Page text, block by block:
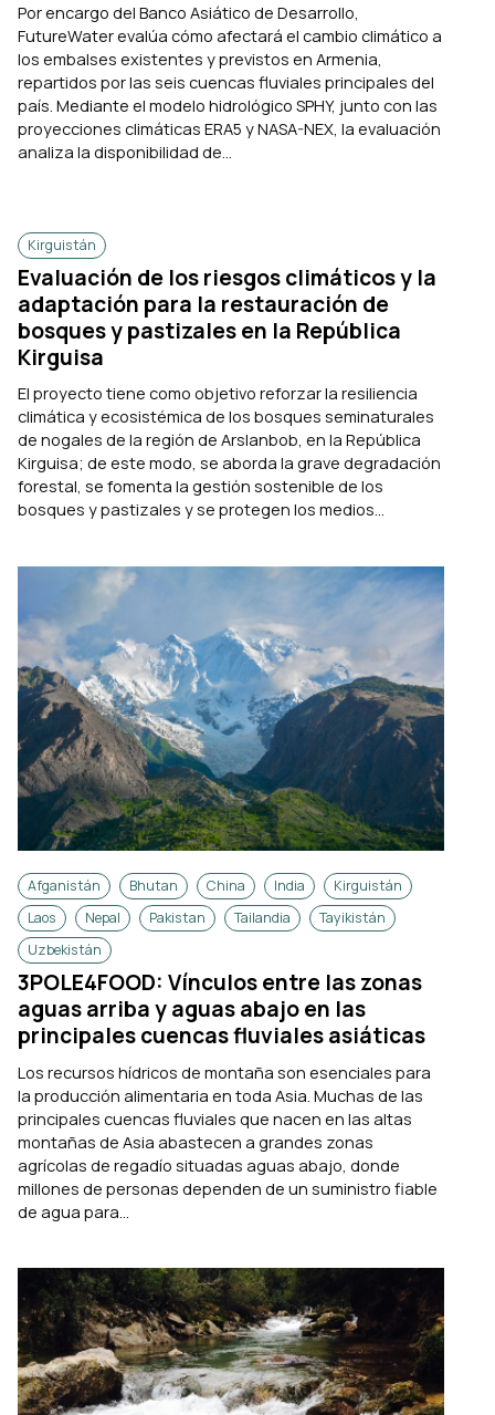
Por encargo del Banco Asiático de Desarrollo,
FutureWater evalúa cómo afectará el cambio climático a
los embalses existentes y previstos en Armenia,
repartidos por las seis cuencas fluviales principales del
país. Mediante el modelo hidrológico SPHY, junto con las
proyecciones climáticas ERA5 y NASA-NEX, la evaluación
analiza la disponibilidad de...
Kirguistán
Evaluación de los riesgos climáticos y la
adaptación para la restauración de
bosques y pastizales en la República
Kirguisa
El proyecto tiene como objetivo reforzar la resiliencia
climática y ecosistémica de los bosques seminaturales
de nogales de la región de Arslanbob, en la República
Kirguisa; de este modo, se aborda la grave degradación
forestal, se fomenta la gestión sostenible de los
bosques y pastizales y se protegen los medios...
Afganistán Bhutan China India
Kirguistán
Laos
Nepal Pakistan Tailandia
Tayikistán
Uzbekistán
3POLE4FOOD: Vínculos entre las zonas
aguas arriba y aguas abajo en las
principales cuencas fluviales asiáticas
Los recursos hídricos de montaña son esenciales para
la producción alimentaria en toda Asia. Muchas de las
principales cuencas fluviales que nacen en las altas
montañas de Asia abastecen a grandes zonas
agrícolas de regadío situadas aguas abajo, donde
millones de personas dependen de un suministro fiable
de agua para...